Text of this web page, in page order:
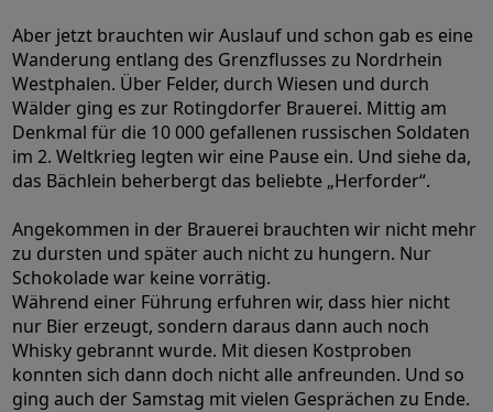
Aber jetzt brauchten wir Auslauf und schon gab es eine
Wanderung entlang des Grenzflusses zu Nordrhein
Westphalen. Über Felder, durch Wiesen und durch
Wälder ging es zur Rotingdorfer Brauerei. Mittig am
Denkmal für die 10 000 gefallenen russischen Soldaten
im 2. Weltkrieg legten wir eine Pause ein. Und siehe da,
das Bächlein beherbergt das beliebte „Herforder“.
Angekommen in der Brauerei brauchten wir nicht mehr
zu dursten und später auch nicht zu hungern. Nur
Schokolade war keine vorrätig.
Während einer Führung erfuhren wir, dass hier nicht
nur Bier erzeugt, sondern daraus dann auch noch
Whisky gebrannt wurde. Mit diesen Kostproben
konnten sich dann doch nicht alle anfreunden. Und so
ging auch der Samstag mit vielen Gesprächen zu Ende.